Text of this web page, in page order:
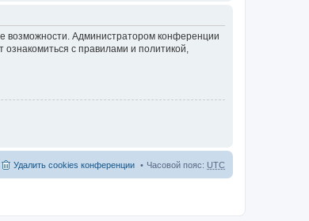
возможности. Администратором конференции
с правилами и политикой,
Часовой пояс: UTC
Удалить cookies конференции